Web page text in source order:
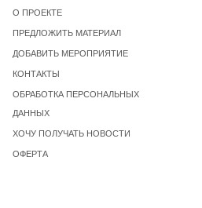
О ПРОЕКТЕ
ПРЕДЛОЖИТЬ МАТЕРИАЛ
ДОБАВИТЬ МЕРОПРИЯТИЕ
КОНТАКТЫ
ОБРАБОТКА ПЕРСОНАЛЬНЫХ
ДАННЫХ
ХОЧУ ПОЛУЧАТЬ НОВОСТИ
ОФЕРТА